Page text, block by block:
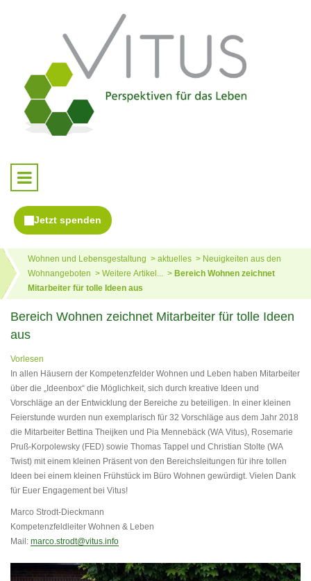
Wohnen und Lebensgestaltung aktuelles
Neuigkeiten aus den
Wohnangeboten
Weitere Artikel...
Bereich Wohnen zeichnet
Mitarbeiter für tolle Ideen aus
Bereich Wohnen zeichnet Mitarbeiter für tolle Ideen
aus
Vorlesen
In allen Häusern der Kompetenzfelder Wohnen und Leben haben Mitarbeiter
über die „Ideenbox“ die Möglichkeit, sich durch kreative Ideen und
Vorschläge an der Entwicklung der Bereiche zu beteiligen. In einer kleinen
Feierstunde wurden nun exemplarisch für 32 Vorschläge aus dem Jahr 2018
die Mitarbeiter Bettina Theijken und Pia Mennebäck (WA Vitus), Rosemarie
Pruß-Korpolewsky (FED) sowie Thomas Tappel und Christian Stolte (WA
Twist) mit einem kleinen Präsent von den Bereichsleitungen für ihre tollen
Ideen bei einem kleinen Frühstück im Büro Wohnen gewürdigt. Vielen Dank
für Euer Engagement bei Vitus!
Marco Strodt-Dieckmann
Kompetenzfeldleiter Wohnen & Leben
Mail: marco.strodt@vitus.info